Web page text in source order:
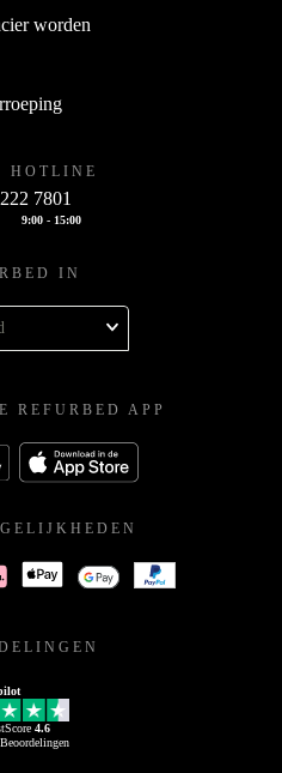
worden
HOTLINE
7801
9:00 - 15:00
IN
REFURBED APP
4.6